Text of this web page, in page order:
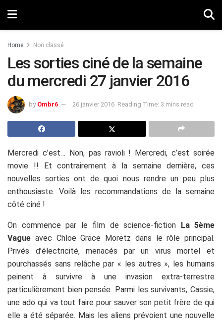
Home Non classé
Les sorties ciné de la semaine
du mercredi 27 janvier 2016
by Ombr6 26 janvier 2016 Reading Time: 3 mins read
Mercredi c’est… Non, pas ravioli ! Mercredi, c’est soirée
movie !! Et contrairement à la semaine dernière, ces
nouvelles sorties ont de quoi nous rendre un peu plus
enthousiaste. Voilà les recommandations de la semaine
côté ciné !
On commence par le film de science-fiction La 5ème
Vague avec Chloë Grace Moretz dans le rôle principal.
Privés d’électricité, menacés par un virus mortel et
pourchassés sans relâche par « les autres », les humains
peinent à survivre à une invasion extra-terrestre
particulièrement bien pensée. Parmi les survivants, Cassie,
une ado qui va tout faire pour sauver son petit frère de qui
elle a été séparée. Mais les aliens prévoient une nouvelle